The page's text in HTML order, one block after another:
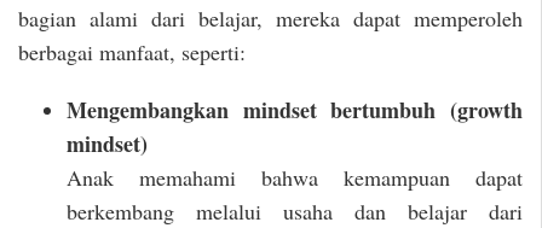
bagian alami dari belajar, mereka dapat memperoleh
berbagai manfaat, seperti:
Mengembangkan mindset bertumbuh (growth
mindset)
Anak memahami bahwa kemampuan dapat
berkembang melalui usaha dan belajar dari